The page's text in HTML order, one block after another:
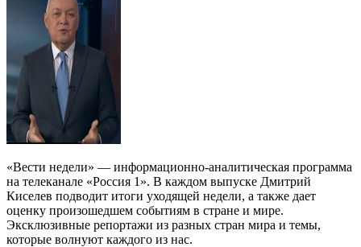
«Вести недели» — информационно-аналитическая программа
на телеканале «Россия 1». В каждом выпуске Дмитрий
Киселев подводит итоги уходящей недели, а также дает
оценку произошедшем событиям в стране и мире.
Эксклюзивные репортажи из разных стран мира и темы,
которые волнуют каждого из нас.